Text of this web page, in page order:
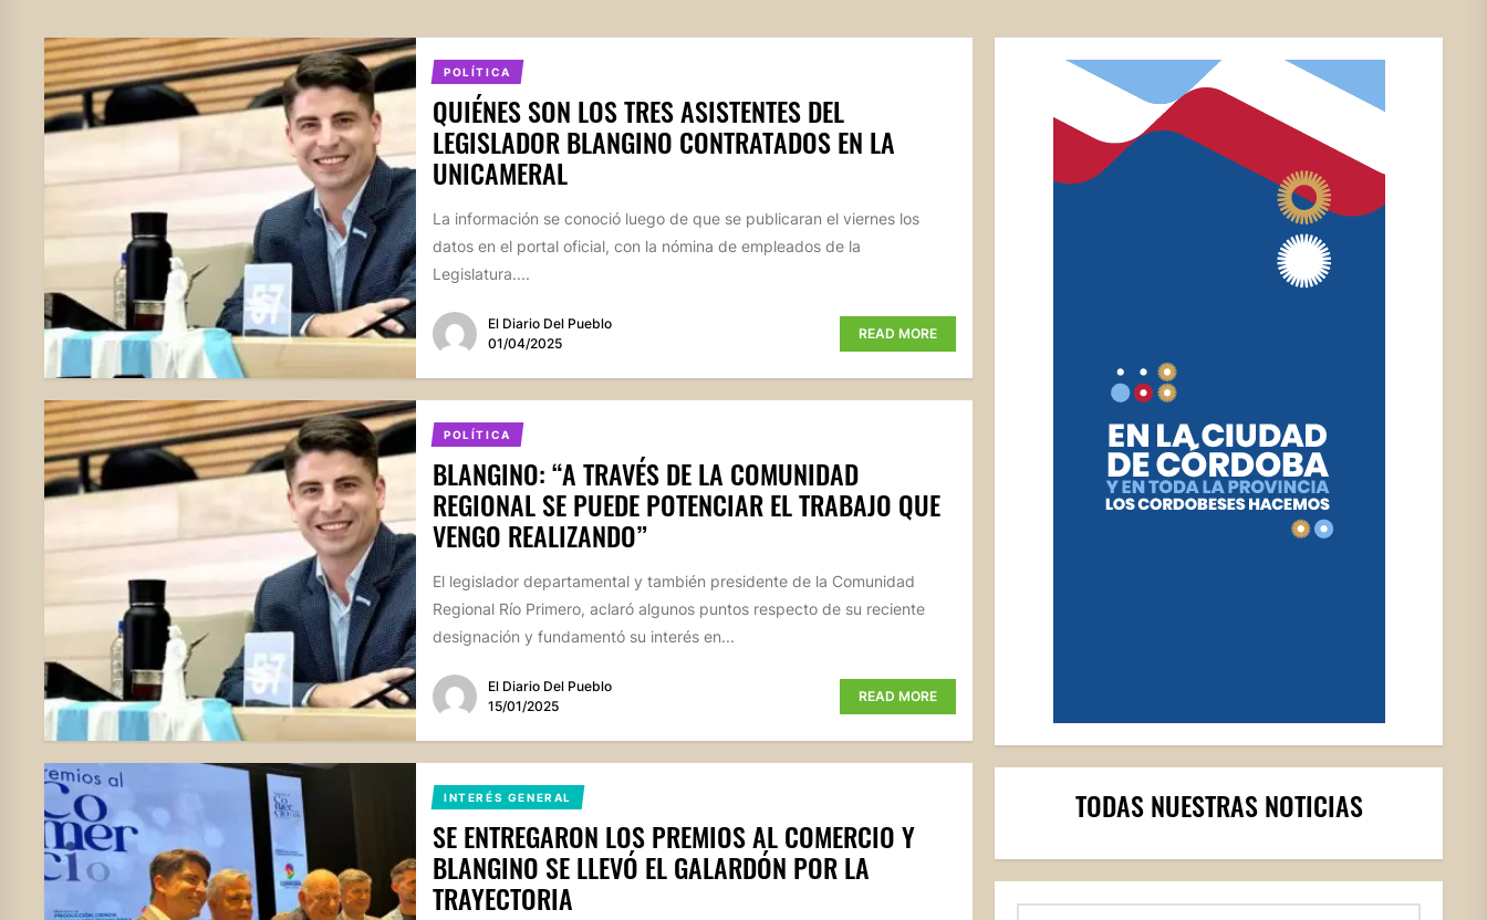
POLÍTICA
QUIÉNES SON LOS TRES ASISTENTES DEL
LEGISLADOR BLANGINO CONTRATADOS EN LA
UNICAMERAL
La información se conoció luego de que se publicaran el viernes los
datos en el portal oficial, con la nómina de empleados de la
Legislatura....
El Diario Del Pueblo
01/04/2025
READ MORE
POLÍTICA
BLANGINO: “A TRAVÉS DE LA COMUNIDAD
REGIONAL SE PUEDE POTENCIAR EL TRABAJO QUE
VENGO REALIZANDO”
El legislador departamental y también presidente de la Comunidad
Regional Río Primero, aclaró algunos puntos respecto de su reciente
designación y fundamentó su interés en...
El Diario Del Pueblo
15/01/2025
READ MORE
INTERÉS GENERAL
SE ENTREGARON LOS PREMIOS AL COMERCIO Y
BLANGINO SE LLEVÓ EL GALARDÓN POR LA
TRAYECTORIA
TODAS NUESTRAS NOTICIAS